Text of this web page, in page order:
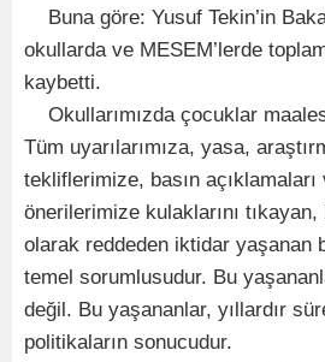
Buna göre: Yusuf Tekin’in
okullarda ve MESEM’lerde
kaybetti.
Okullarımızda çocuklar
Tüm uyarılarımıza, yasa,
tekliflerimize, basın
önerilerimize kulaklarını
olarak reddeden iktidar yaşanan
temel sorumlusudur. Bu
değil. Bu yaşananlar, yıllardır
politikaların sonucudur.